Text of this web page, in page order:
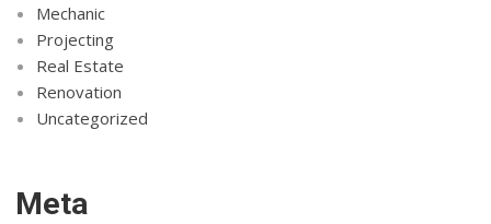
Mechanic
Projecting
Real Estate
Renovation
Uncategorized
Meta